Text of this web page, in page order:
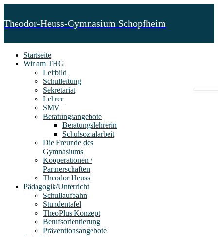
Theodor-Heuss-Gymnasium Schopfheim
Startseite
Wir am THG
Leitbild
Schulleitung
Sekretariat
Lehrer
SMV
Beratungsangebote
Beratungslehrerin
Schulsozialarbeit
Die Freunde des
Gymnasiums
Kooperationen /
Partnerschaften
Theodor Heuss
Pädagogik/Unterricht
Schullaufbahn
Stundentafel
TheoPlus Konzept
Berufsorientierung
Präventionsangebote